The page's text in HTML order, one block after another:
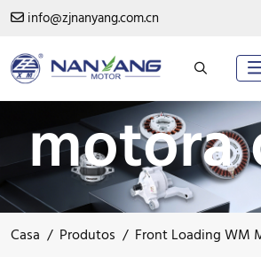
info@zjnanyang.com.cn
motora
Casa Produtos Front Loading WM